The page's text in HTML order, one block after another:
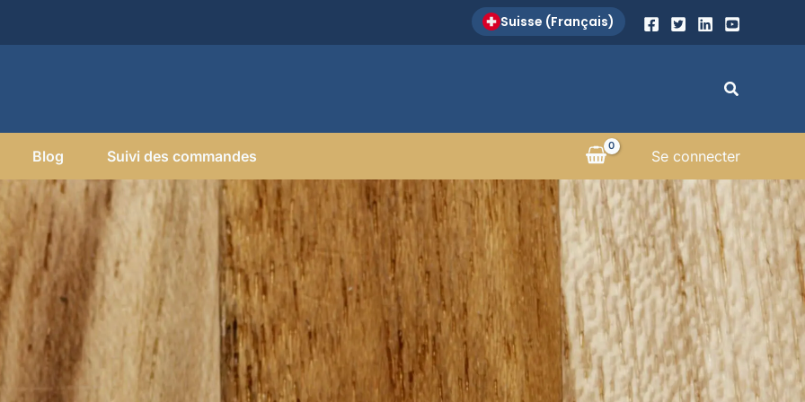
Suisse (Français)
Search
Blog Suivi des commandes Se connecter